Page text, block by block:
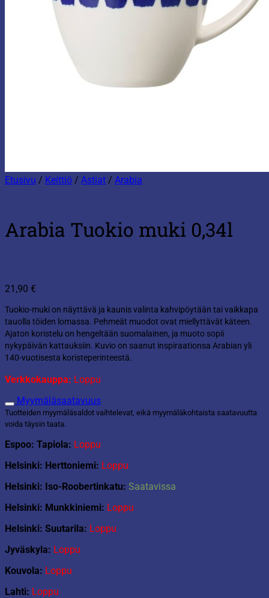
Etusivu / Keittiö / Astiat / Arabia
Arabia Tuokio muki 0,34l
21,90 €
Tuokio-muki on näyttävä ja kaunis valinta kahvipöytään tai vaikkapa
tauolla töiden lomassa. Pehmeät muodot ovat miellyttävät käteen.
Ajaton koristelu on hengeltään suomalainen, ja muoto sopii
nykypäivän kattauksiin. Kuvio on saanut inspiraationsa Arabian yli
140-vuotisesta koristeperinteestä.
Verkkokauppa: Loppu
Myymäläsaatavuus
Tuotteiden myymäläsaldot vaihtelevat, eikä myymäläkohtaista saatavuutta
voida täysin taata.
Espoo: Tapiola: Loppu
Helsinki: Herttoniemi: Loppu
Helsinki: Iso-Roobertinkatu: Saatavissa
Helsinki: Munkkiniemi: Loppu
Helsinki: Suutarila: Loppu
Jyväskyla: Loppu
Kouvola: Loppu
Lahti: Loppu